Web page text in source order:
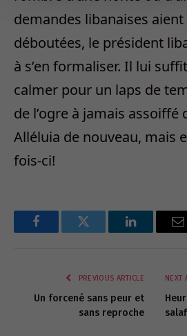
demandes libanaises
déboutées, le président
à s’en formaliser. Il lui
calmer pour un laps de
de l’ogre à jamais assoiffé
Alléluia de nouveau, mais
fois-ci!
FacebookTwitter LinkedIn
PREVIOUS ARTICLE
Un forcené sans peur et
sans reproche
NEXT